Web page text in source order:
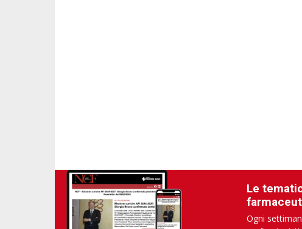
Le
Ogni